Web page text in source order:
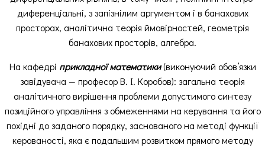
диференціальні, з запізнілим аргументом і в банахових
просторах, аналітична теорія ймовірностей, геометрія
банахових просторів, алгебра.
На кафедрі прикладної математики(виконуючий обов’язки
завідувача — професор В. І. Коробов): загальна теорія
аналітичного вирішення проблеми допустимого синтезу
позиційного управління з обмеженнями на керування та його
похідні до заданого порядку, заснованого на методі функції
керованості, яка є подальшим розвитком прямого методу